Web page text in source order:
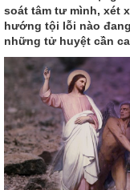
soát tâm tư mình, xét
hướng tội lỗi nào
những tử huyệt cần